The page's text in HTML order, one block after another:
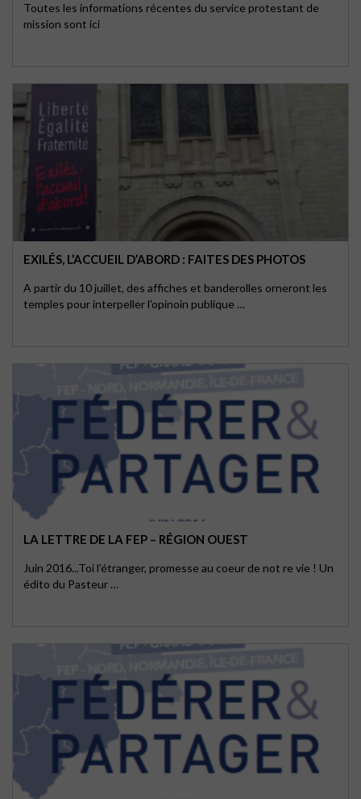
Toutes les informations récentes du service protestant de
mission sont ici
EXILÉS, L’ACCUEIL D’ABORD : FAITES DES PHOTOS
A partir du 10 juillet, des affiches et banderolles orneront les
temples pour interpeller l'opinoin publique …
LA LETTRE DE LA FEP – RÉGION OUEST
Juin 2016...Toi l’étranger, promesse au coeur de not re vie ! Un
édito du Pasteur …